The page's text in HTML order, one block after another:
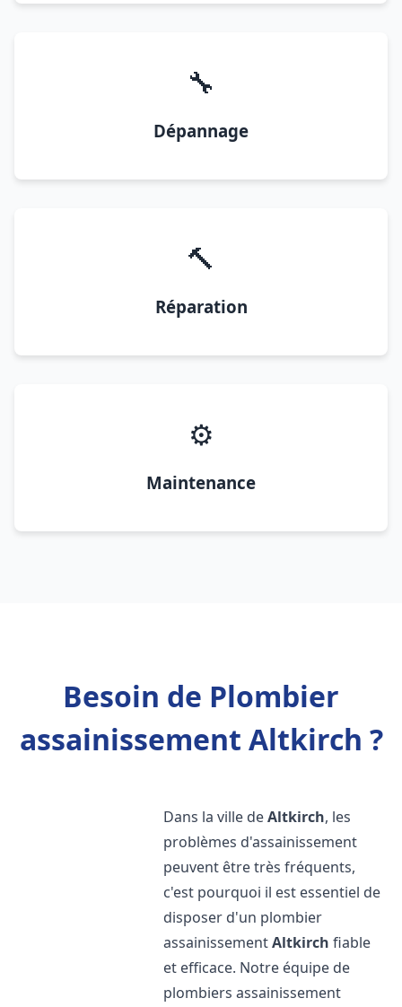
🔧
Dépannage
🔨
Réparation
⚙️
Maintenance
Besoin de Plombier
assainissement Altkirch ?
Dans la ville deAltkirch, les
problèmes d'assainissement
peuvent être très fréquents,
c'est pourquoi il est essentiel de
disposer d'un plombier
assainissementAltkirch fiable
et efficace. Notre équipe de
plombiers assainissement